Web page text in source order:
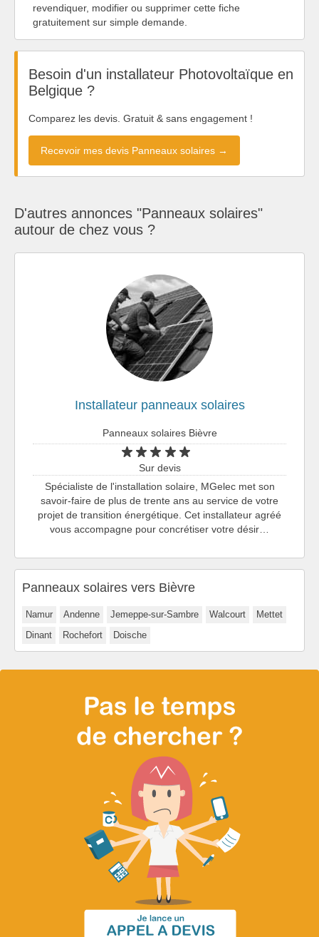
revendiquer, modifier ou supprimer cette fiche
gratuitement sur simple demande.
Besoin d'un installateur Photovoltaïque en
Belgique ?
Comparez les devis. Gratuit & sans engagement !
Recevoir mes devis Panneaux solaires →
D'autres annonces "Panneaux solaires"
autour de chez vous ?
Installateur panneaux solaires
Panneaux solaires Bièvre
Sur devis
Spécialiste de l'installation solaire, MGelec met son
savoir-faire de plus de trente ans au service de votre
projet de transition énergétique. Cet installateur agréé
vous accompagne pour concrétiser votre désir…
Panneaux solaires vers Bièvre
Namur Andenne Jemeppe-sur-Sambre Walcourt
Mettet
Dinant
Rochefort Doische